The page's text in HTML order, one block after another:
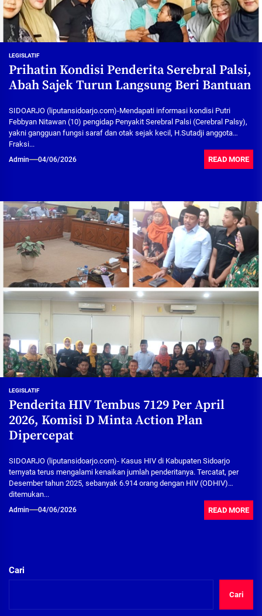
LEGISLATIF
Prihatin Kondisi Penderita Serebral Palsi,
Abah Sajek Turun Langsung Beri Bantuan
SIDOARJO (liputansidoarjo.com)-Mendapati informasi kondisi Putri
Febbyan Nitawan (10) pengidap Penyakit Serebral Palsi (Cerebral Palsy),
yakni gangguan fungsi saraf dan otak sejak kecil, H.Sutadji anggota
Fraksi...
Admin 04/06/2026 READ MORE
LEGISLATIF
Penderita HIV Tembus 7129 Per April
2026, Komisi D Minta Action Plan
Dipercepat
SIDOARJO (liputansidoarjo.com)- Kasus HIV di Kabupaten Sidoarjo
ternyata terus mengalami kenaikan jumlah penderitanya. Tercatat, per
Desember tahun 2025, sebanyak 6.914 orang dengan HIV (ODHIV)
ditemukan...
Admin 04/06/2026 READ MORE
Cari
Cari